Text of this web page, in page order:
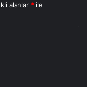
alanlar * ile